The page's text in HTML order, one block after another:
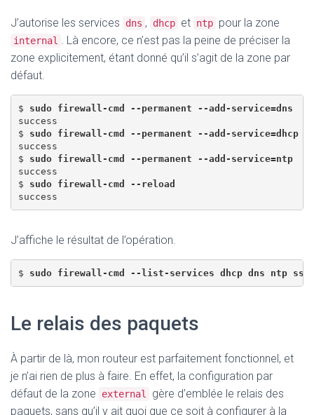
J’autorise les services dns , dhcp et ntp pour la zone
internal . Là encore, ce n’est pas la peine de préciser la
zone explicitement, étant donné qu’il s’agit de la zone par
défaut.
$ sudo firewall-cmd --permanent --add-service=dns
success
$ sudo firewall-cmd --permanent --add-service=dhcp
success
$ sudo firewall-cmd --permanent --add-service=ntp
success
$ sudo firewall-cmd --reload
J’affiche le résultat de l’opération.
$ sudo firewall-cmd --list-services dhcp dns ntp ssh
Le relais des paquets
À partir de là, mon routeur est parfaitement fonctionnel, et
je n’ai rien de plus à faire. En effet, la configuration par
défaut de la zone
external
gère d’emblée le relais des
paquets, sans qu’il y ait quoi que ce soit à configurer à la